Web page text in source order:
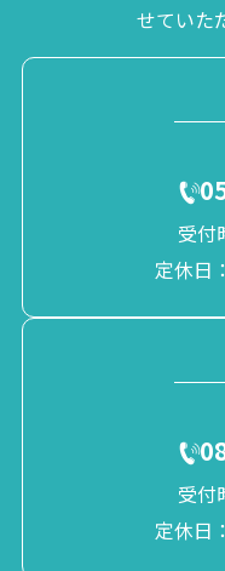
せていた
受付
定休日
受付
定休日